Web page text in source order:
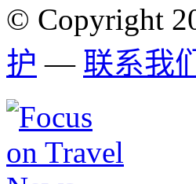
© Copyright
护 — 联系我们